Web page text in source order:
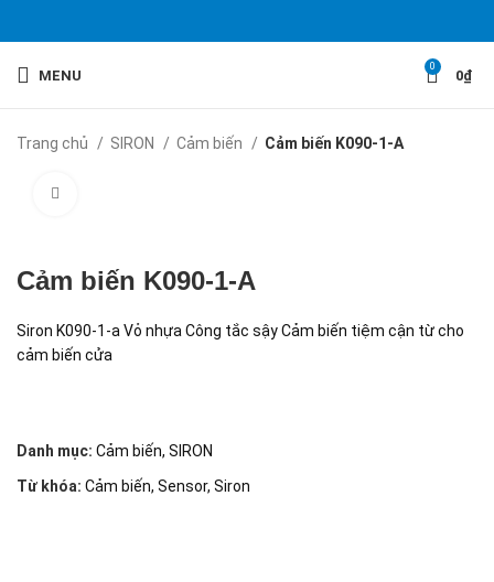
MENU
0
0₫
Trang chủ SIRON Cảm biến Cảm biến K090-1-A
Cảm biến K090-1-A
Siron K090-1-a Vỏ nhựa Công tắc sậy Cảm biến tiệm cận từ cho
cảm biến cửa
Danh mục: Cảm biến, SIRON
Từ khóa: Cảm biến, Sensor, Siron